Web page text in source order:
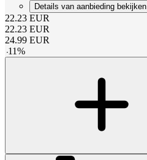
Details van aanbieding bekijken
22.23 EUR
22.23 EUR
24.99 EUR
-11%